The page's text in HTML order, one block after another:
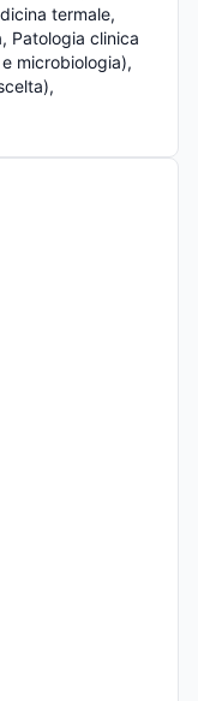
termale,
Patologia clinica
microbiologia),